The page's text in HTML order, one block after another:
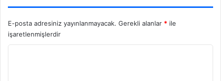
E-posta adresiniz yayınlanmayacak. Gerekli alanlar * ile
işaretlenmişlerdir